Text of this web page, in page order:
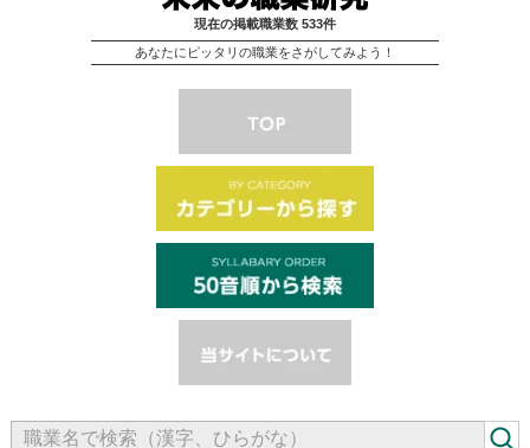
現在の掲載職業数 533件
あなたにピッタリの職業をさがしてみよう！